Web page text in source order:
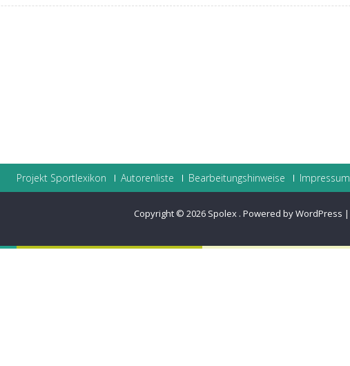
Projekt Sportlexikon Autorenliste Bearbeitungshinweise Impressum
Copyright © 2026 Spolex . Powered by WordPress |